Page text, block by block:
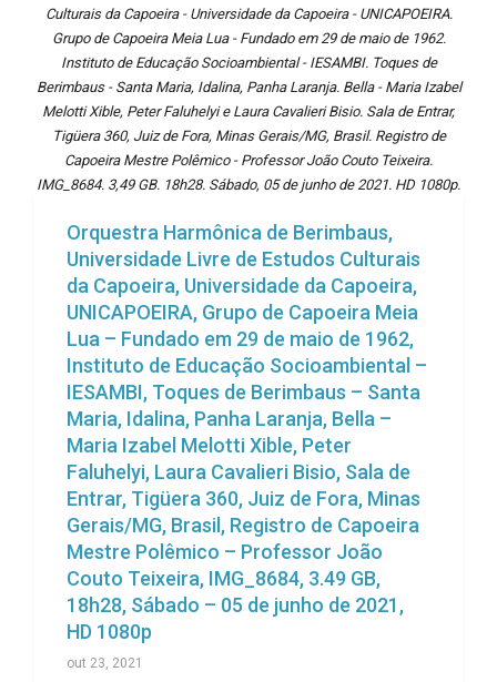
Culturais da Capoeira - Universidade da Capoeira - UNICAPOEIRA.
Grupo de Capoeira Meia Lua - Fundado em 29 de maio de 1962.
Instituto de Educação Socioambiental - IESAMBI. Toques de
Berimbaus - Santa Maria, Idalina, Panha Laranja. Bella - Maria Izabel
Melotti Xible, Peter Faluhelyi e Laura Cavalieri Bisio. Sala de Entrar,
Tigüera 360, Juiz de Fora, Minas Gerais/MG, Brasil. Registro de
Capoeira Mestre Polêmico - Professor João Couto Teixeira.
IMG_8684. 3,49 GB. 18h28. Sábado, 05 de junho de 2021. HD 1080p.
Orquestra Harmônica de Berimbaus,
Universidade Livre de Estudos Culturais
da Capoeira, Universidade da Capoeira,
UNICAPOEIRA, Grupo de Capoeira Meia
Lua – Fundado em 29 de maio de 1962,
Instituto de Educação Socioambiental –
IESAMBI, Toques de Berimbaus – Santa
Maria, Idalina, Panha Laranja, Bella –
Maria Izabel Melotti Xible, Peter
Faluhelyi, Laura Cavalieri Bisio, Sala de
Entrar, Tigüera 360, Juiz de Fora, Minas
Gerais/MG, Brasil, Registro de Capoeira
Mestre Polêmico – Professor João
Couto Teixeira, IMG_8684, 3.49 GB,
18h28, Sábado – 05 de junho de 2021,
HD 1080p
out 23, 2021